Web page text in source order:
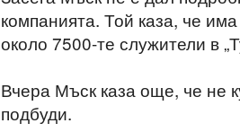
компанията. Той каза, че
около 7500-те служители в
Вчера Мъск каза още, че не
подбуди.